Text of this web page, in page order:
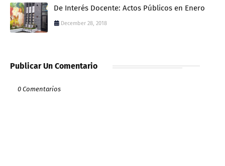
De Interés Docente: Actos Públicos en Enero
December 28, 2018
Publicar Un Comentario
0 Comentarios